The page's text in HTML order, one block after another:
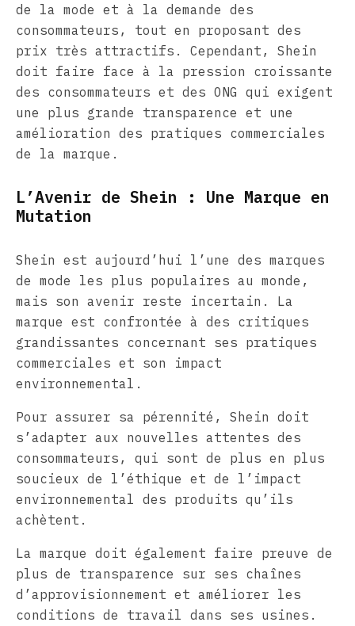
de la mode et à la demande des
consommateurs, tout en proposant des
prix très attractifs. Cependant, Shein
doit faire face à la pression croissante
des consommateurs et des ONG qui exigent
une plus grande transparence et une
amélioration des pratiques commerciales
de la marque.
L’Avenir de Shein : Une Marque en
Mutation
Shein est aujourd’hui l’une des marques
de mode les plus populaires au monde,
mais son avenir reste incertain. La
marque est confrontée à des critiques
grandissantes concernant ses pratiques
commerciales et son impact
environnemental.
Pour assurer sa pérennité, Shein doit
s’adapter aux nouvelles attentes des
consommateurs, qui sont de plus en plus
soucieux de l’éthique et de l’impact
environnemental des produits qu’ils
achètent.
La marque doit également faire preuve de
plus de transparence sur ses chaînes
d’approvisionnement et améliorer les
conditions de travail dans ses usines.